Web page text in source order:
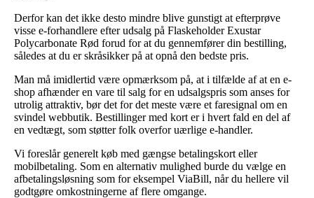
Derfor kan det ikke desto mindre blive gunstigt at efterprøve
visse e-forhandlere efter udsalg på Flaskeholder Exustar
Polycarbonate Rød forud for at du gennemfører din bestilling,
således at du er skråsikker på at opnå den bedste pris.
Man må imidlertid være opmærksom på, at i tilfælde af at en e-
shop afhænder en vare til salg for en udsalgspris som anses for
utrolig attraktiv, bør det for det meste være et faresignal om en
svindel webbutik. Bestillinger med kort er i hvert fald en del af
en vedtægt, som støtter folk overfor uærlige e-handler.
Vi foreslår generelt køb med gængse betalingskort eller
mobilbetaling. Som en alternativ mulighed burde du vælge en
afbetalingsløsning som for eksempel ViaBill, når du hellere vil
godtgøre omkostningerne af flere omgange.